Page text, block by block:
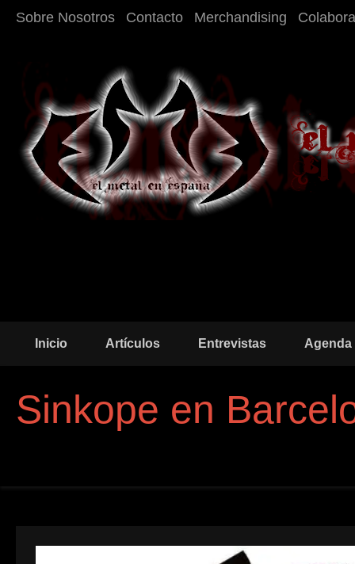
Sobre Nosotros Contacto Merchandising
Inicio Artículos Entrevistas Agenda
Sinkope en